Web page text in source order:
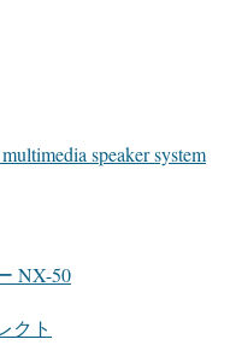
speaker system
NX-50
クト